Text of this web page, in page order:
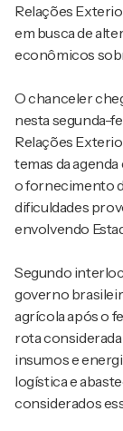
Relações
em busca de
econômicos
O chanceler
nesta segunda-
Relações
temas da
o fornecimento
dificuldades
envolvendo
Segundo
governo
agrícola após o
rota
insumos e
logística e
considerados